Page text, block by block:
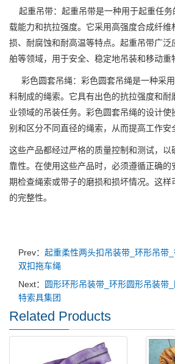
起重吊带：起重吊带是一种用于起重任务
载能力和抗拉强度。它采用高强度合成纤维
损、耐腐蚀和耐高温等特点。起重吊带广泛
舶等领域，用于安全、稳定地吊装和移动重
彩色圆套吊绳：彩色圆套吊绳是一种采
料制成的绳索。它具有出色的抗拉强度和耐
业领域的吊装任务。彩色圆套吊绳的设计使
别和区分不同直径的绳索，从而提高工作安
这些产品都经过严格的质量控制和测试，以
靠性。在使用这些产品时，必须遵循正确的
期检查绳索或带子的磨损和损坏情况。这样
的完整性。
Prev： 起重柔性两头扣吊装带_环形吊带_
双扣拖车绳
Next：
圆形环形吊装带_环形圆形吊装带
特索具集团
Related Products